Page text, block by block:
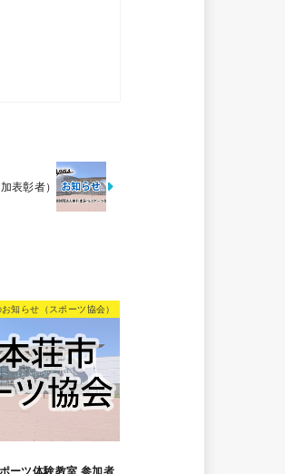
表彰者）
知らせ（スポーツ協会）
ーツ体験教室 参加者